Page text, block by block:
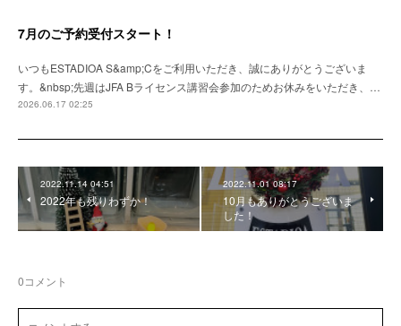
7月のご予約受付スタート！
いつもESTADIOA S&amp;Cをご利用いただき、誠にありがとうございま
す。&nbsp;先週はJFA Bライセンス講習会参加のためお休みをいただき、…
2026.06.17 02:25
2022.11.14 04:51
2022年も残りわずか！
2022.11.01 08:17
10月もありがとうございま
した！
0コメント